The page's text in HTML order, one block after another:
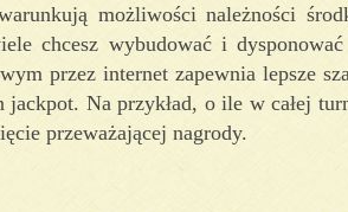
możliwości należności
chcesz wybudować i
przez internet zapewnia lepsze
Na przykład, o ile w całej
przeważającej nagrody.